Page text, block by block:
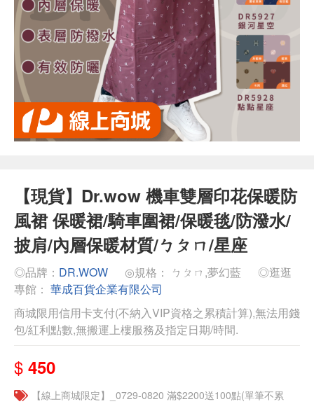
【現貨】Dr.wow 機車雙層印花保暖防
風裙 保暖裙/騎車圍裙/保暖毯/防潑水/
披肩/內層保暖材質/ㄅㄆㄇ/星座
◎品牌： DR.WOW ◎規格： ㄅㄆㄇ,夢幻藍
◎逛逛
專館： 華成百貨企業有限公司
商城限用信用卡支付(不納入VIP資格之累積計算),無法用錢
包/紅利點數,無搬運上樓服務及指定日期/時間.
$ 450
【線上商城限定】_0729-0820 滿$2200送100點(單筆不累